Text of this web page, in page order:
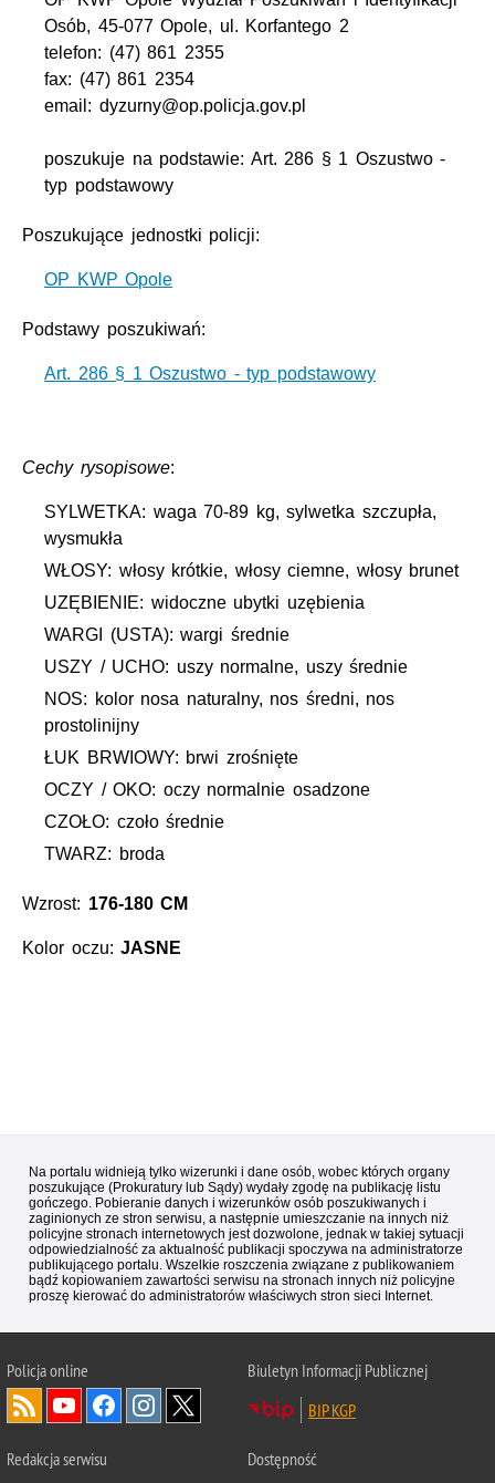
Osób, 45-077 Opole, ul. Korfantego 2
telefon: (47) 861 2355
fax: (47) 861 2354
email: dyzurny@op.policja.gov.pl
poszukuje na podstawie: Art. 286 § 1 Oszustwo -
typ podstawowy
Poszukujące jednostki policji:
OP KWP Opole
Podstawy poszukiwań:
Art. 286 § 1 Oszustwo - typ podstawowy
Cechy rysopisowe:
SYLWETKA: waga 70-89 kg, sylwetka szczupła,
wysmukła
WŁOSY: włosy krótkie, włosy ciemne, włosy brunet
UZĘBIENIE: widoczne ubytki uzębienia
WARGI (USTA): wargi średnie
USZY / UCHO: uszy normalne, uszy średnie
NOS: kolor nosa naturalny, nos średni, nos
prostolinijny
ŁUK BRWIOWY: brwi zrośnięte
OCZY / OKO: oczy normalnie osadzone
CZOŁO: czoło średnie
TWARZ: broda
Wzrost: 176-180 CM
Kolor oczu:JASNE
Na portalu widnieją tylko wizerunki i dane osób, wobec których organy
poszukujące (Prokuratury lub Sądy) wydały zgodę na publikację listu
gończego. Pobieranie danych i wizerunków osób poszukiwanych i
zaginionych ze stron serwisu, a następnie umieszczanie na innych niż
policyjne stronach internetowych jest dozwolone, jednak w takiej sytuacji
odpowiedzialność za aktualność publikacji spoczywa na administratorze
publikującego portalu. Wszelkie roszczenia związane z publikowaniem
bądź kopiowaniem zawartości serwisu na stronach innych niż policyjne
proszę kierować do administratorów właściwych stron sieci Internet.
Policjaonline
Biuletyn Informacji Publicznej
BIP KGP
Redakcja serwisu Dostępność